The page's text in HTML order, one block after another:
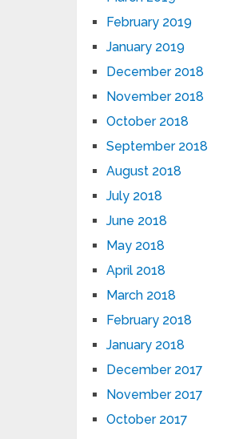
February 2019
January 2019
December 2018
November 2018
October 2018
September 2018
August 2018
July 2018
June 2018
May 2018
April 2018
March 2018
February 2018
January 2018
December 2017
November 2017
October 2017